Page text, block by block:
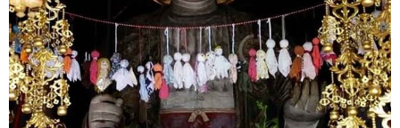
繁體字
Français
العربية
Economía
Sociedad